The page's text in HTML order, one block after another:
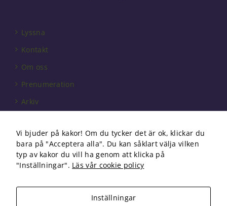
Lyssna
Kontakt
Om oss
Prenumeration
Arkiv
Förbundet
Om cookies
Vi bjuder på kakor! Om du tycker det är ok, klickar du
bara på "Acceptera alla". Du kan såklart välja vilken
typ av kakor du vill ha genom att klicka på
"Inställningar". Läs vår cookie policy
Inställningar
hemsidans
och
uppbyggnad,
baserat på
hur
hemsidan